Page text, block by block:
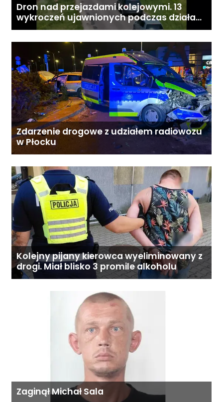
Dron nad przejazdami kolejowymi. 13
wykroczeń ujawnionych podczas działań
„Bezpieczny przejazd kolejowy”
Zdarzenie drogowe z udziałem radiowozu
w Płocku
Kolejny pijany kierowca wyeliminowany z
drogi. Miał blisko 3 promile alkoholu
Zaginął Michał Sala